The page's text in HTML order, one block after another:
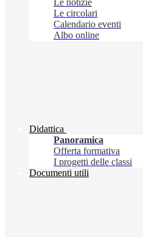
Le notizie
Le circolari
Calendario eventi
Albo online
Didattica
Panoramica
Offerta formativa
I progetti delle classi
Documenti utili